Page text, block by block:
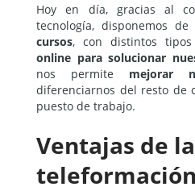
Hoy en día, gracias al
tecnología, disponemos
cursos, con distintos
online para solucionar
nos permite mejorar
diferenciarnos del resto de
puesto de trabajo.
Ventajas de la
teleformación